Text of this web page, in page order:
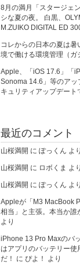
8月の満月「スタージェ
シな夏の夜。 白黒、
M.ZUIKO DIGITAL ED
コレからの日本の夏は
境で働ける環境管理（ガ
Apple、「iOS 17.6」「
Sonoma 14.6」等のアッ
キュリティアップデート
最近のコメント
山桜満開 に ぽっくん より
山桜満開 に ロボくま より
山桜満開 に ぽっくん より
Appleが「M3 MacBook
相当」と主張。本当か誰
より
iPhone 13 Pro Maxのバ
はアプリのバッテリー
だ！
に ぴよ！ より